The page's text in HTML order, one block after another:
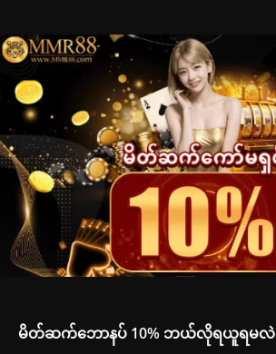
မိတ်ဆက်ဘောနပ် 10% ဘယ်လိုရယူရမလဲ